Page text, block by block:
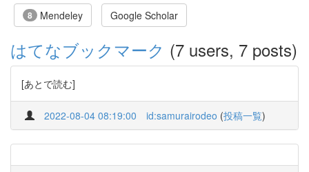
8 Mendeley Google Scholar
はてなブックマーク (7 users, 7 posts)
[あとで読む]
2022-08-04 08:19:00 id:samurairodeo (投稿一覧)